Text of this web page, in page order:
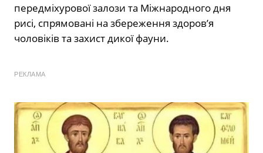
передміхурової залози та Міжнародного дня
рисі, спрямовані на збереження здоров’я
чоловіків та захист дикої фауни.
РЕКЛАМА